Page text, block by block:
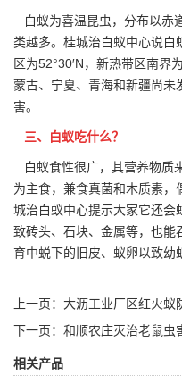
白蚁为喜温昆虫，分布以赤
类越多。桂城治白蚁中心说白
区为52°30′N，新热带区南界
蒙古、宁夏、青海和新疆尚未
害。
三、白蚁吃什么？
白蚁食性很广，其营养物质
为主食，兼食真菌和木质素，
城治白蚁中心提示大家它还会
致砖头、石块、金属等，也能
育中蜕下的旧皮、蚁卵以致幼
上一页： 大沥工业厂区红火蚁
下一页： 和顺农庄灭治老鼠虫
相关产品